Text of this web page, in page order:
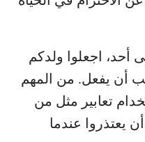
أحد، اجعلوا ولدكم
أن يفعل. من المهم
تعابير مثل من
يعتذروا عندما